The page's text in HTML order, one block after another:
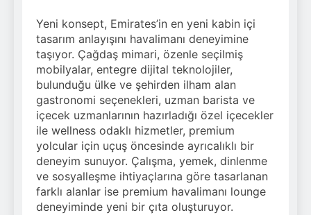
Yeni konsept, Emirates’in en yeni kabin içi
tasarım anlayışını havalimanı deneyimine
taşıyor. Çağdaş mimari, özenle seçilmiş
mobilyalar, entegre dijital teknolojiler,
bulunduğu ülke ve şehirden ilham alan
gastronomi seçenekleri, uzman barista ve
içecek uzmanlarının hazırladığı özel içecekler
ile wellness odaklı hizmetler, premium
yolcular için uçuş öncesinde ayrıcalıklı bir
deneyim sunuyor. Çalışma, yemek, dinlenme
ve sosyalleşme ihtiyaçlarına göre tasarlanan
farklı alanlar ise premium havalimanı lounge
deneyiminde yeni bir çıta oluşturuyor.